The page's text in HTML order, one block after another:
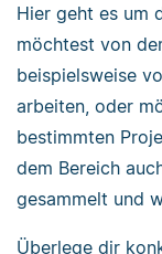
Hier geht es um
möchtest von
beispielsweise
arbeiten, oder
bestimmten
dem Bereich
gesammelt und
Überlege dir